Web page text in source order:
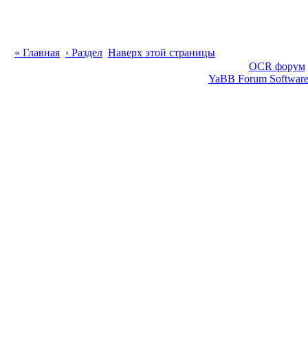
« Главная ‹ Раздел Наверх этой страницы
OCR форум
YaBB Forum Software